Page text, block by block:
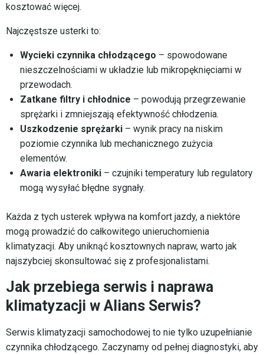
kosztować więcej.
Najczęstsze usterki to:
Wycieki czynnika chłodzącego – spowodowane
nieszczelnościami w układzie lub mikropęknięciami w
przewodach.
Zatkane filtry i chłodnice – powodują przegrzewanie
sprężarki i zmniejszają efektywność chłodzenia.
Uszkodzenie sprężarki – wynik pracy na niskim
poziomie czynnika lub mechanicznego zużycia
elementów.
Awaria elektroniki – czujniki temperatury lub regulatory
mogą wysyłać błędne sygnały.
Każda z tych usterek wpływa na komfort jazdy, a niektóre
mogą prowadzić do całkowitego unieruchomienia
klimatyzacji. Aby uniknąć kosztownych napraw, warto jak
najszybciej skonsultować się z profesjonalistami.
Jak przebiega serwis i naprawa
klimatyzacji w Alians Serwis?
Serwis klimatyzacji samochodowej to nie tylko uzupełnianie
czynnika chłodzącego. Zaczynamy od pełnej diagnostyki, aby